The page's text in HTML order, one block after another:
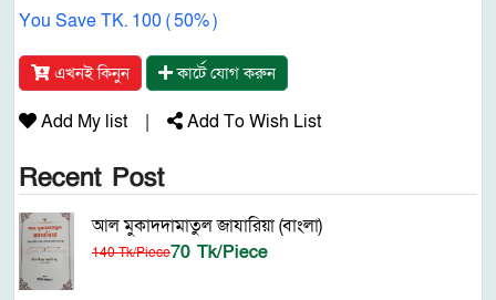
You Save TK. 100 ( 50% )
এখনই কিনুন কার্টে যোগ করুন
Add My list | Add To Wish List
Recent Post
আল মুকাদদামাতুল জাযারিয়া (বাংলা)
140 Tk/Piece70 Tk/Piece